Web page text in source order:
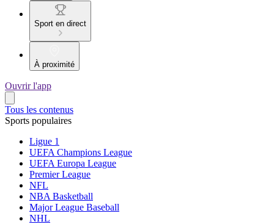
Sport en direct
À proximité
Ouvrir l'app
Tous les contenus
Sports populaires
Ligue 1
UEFA Champions League
UEFA Europa League
Premier League
NFL
NBA Basketball
Major League Baseball
NHL